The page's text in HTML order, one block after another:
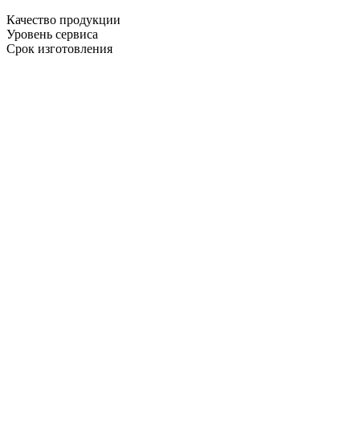
Качество продукции
Уровень сервиса
Срок изготовления